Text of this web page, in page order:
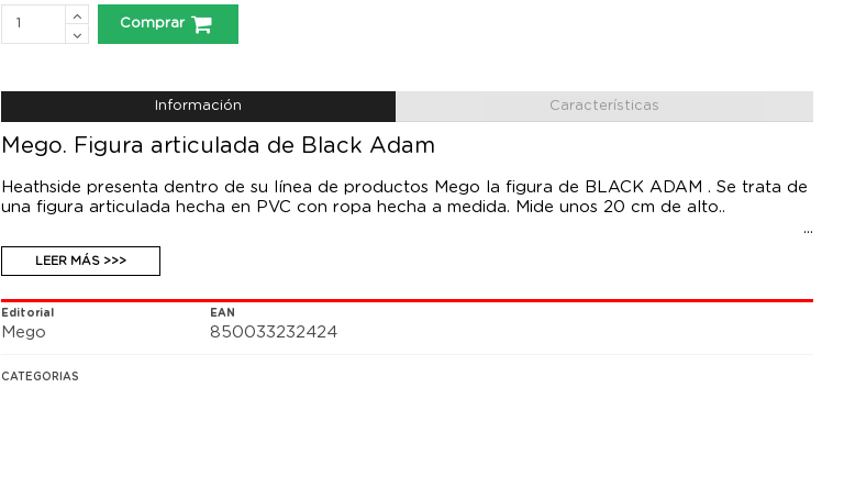
Comprar
Información Características
Mego. Figura articulada de Black Adam
Heathside presenta dentro de su línea de productos Mego la figura de BLACK ADAM . Se trata de
una figura articulada hecha en PVC con ropa hecha a medida. Mide unos 20 cm de alto..
LEER MÁS >>>
Editorial
Mego
EAN
850033232424
CATEGORIAS